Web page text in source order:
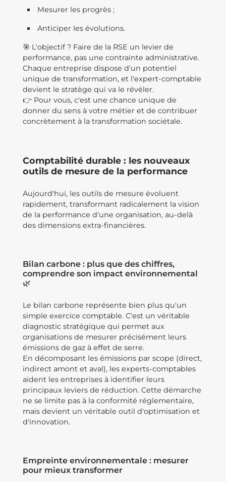
Mesurer les progrès ;
Anticiper les évolutions.
🎯 L'objectif ? Faire de la RSE un levier de
performance, pas une contrainte administrative.
Chaque entreprise dispose d'un potentiel
unique de transformation, et l'expert-comptable
devient le stratège qui va le révéler.
👉 Pour vous, c'est une chance unique de
donner du sens à votre métier et de contribuer
concrètement à la transformation sociétale.
Comptabilité durable : les nouveaux
outils de mesure de la performance
Aujourd'hui, les outils de mesure évoluent
rapidement, transformant radicalement la vision
de la performance d'une organisation, au-delà
des dimensions extra-financières.
Bilan carbone : plus que des chiffres,
comprendre son impact environnemental
🌿
Le bilan carbone représente bien plus qu'un
simple exercice comptable. C'est un véritable
diagnostic stratégique qui permet aux
organisations de mesurer précisément leurs
émissions de gaz à effet de serre.
En décomposant les émissions par scope (direct,
indirect amont et aval), les experts-comptables
aident les entreprises à identifier leurs
principaux leviers de réduction. Cette démarche
ne se limite pas à la conformité réglementaire,
mais devient un véritable outil d'optimisation et
d'innovation.
Empreinte environnementale : mesurer
pour mieux transformer